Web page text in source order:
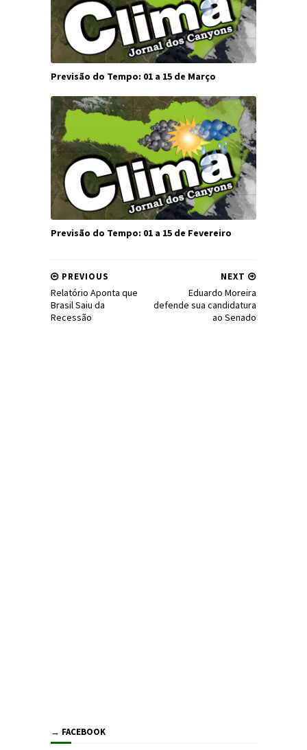
Previsão do Tempo: 01 a 15 de Março
Previsão do Tempo: 01 a 15 de Fevereiro
NEXT
Eduardo Moreira
defende sua candidatura
ao Senado
PREVIOUS
Relatório Aponta que
Brasil Saiu da
Recessão
→ FACEBOOK